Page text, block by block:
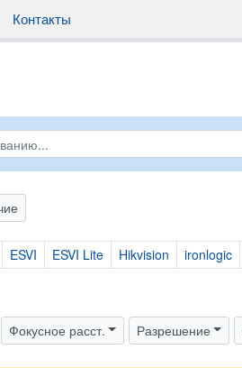
Контакты
ESVI ESVI Lite Hikvision ironlogic
Фокусное расст. Разрешение